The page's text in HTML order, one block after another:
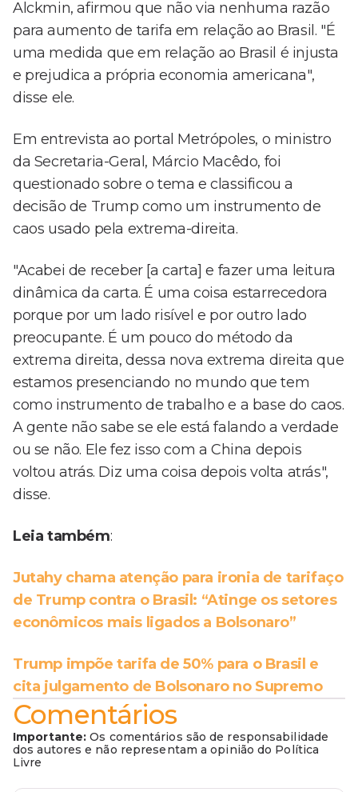
Alckmin, afirmou que não via nenhuma razão
para aumento de tarifa em relação ao Brasil. "É
uma medida que em relação ao Brasil é injusta
e prejudica a própria economia americana",
disse ele.
Em entrevista ao portal Metrópoles, o ministro
da Secretaria-Geral, Márcio Macêdo, foi
questionado sobre o tema e classificou a
decisão de Trump como um instrumento de
caos usado pela extrema-direita.
"Acabei de receber [a carta] e fazer uma leitura
dinâmica da carta. É uma coisa estarrecedora
porque por um lado risível e por outro lado
preocupante. É um pouco do método da
extrema direita, dessa nova extrema direita que
estamos presenciando no mundo que tem
como instrumento de trabalho e a base do caos.
A gente não sabe se ele está falando a verdade
ou se não. Ele fez isso com a China depois
voltou atrás. Diz uma coisa depois volta atrás",
disse.
Leia também:
Jutahy chama atenção para ironia de tarifaço
de Trump contra o Brasil: “Atinge os setores
econômicos mais ligados a Bolsonaro”
Trump impõe tarifa de 50% para o Brasil e
cita julgamento de Bolsonaro no Supremo
Comentários
Importante: Os comentários são de responsabilidade
dos autores e não representam a opinião do Política
Livre